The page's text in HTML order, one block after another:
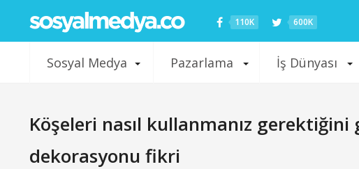
110K 600K
Sosyal Medya Pazarlama İş Dünyası
Köşeleri nasıl kullanmanız gerektiğini
dekorasyonu fikri